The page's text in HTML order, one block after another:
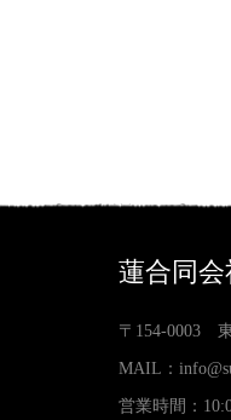
蓮合同会
〒154-0003
MAIL：
営業時間：